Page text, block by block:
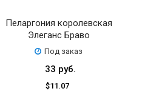
Пеларгония королевская
Элеганс Браво
Под заказ
33 руб.
$11.07